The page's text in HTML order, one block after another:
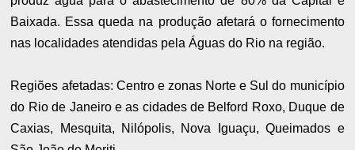
Baixada. Essa queda na produção afetará o fornecimento
nas localidades atendidas pela Águas do Rio na região.
Regiões afetadas: Centro e zonas Norte e Sul do município
do Rio de Janeiro e as cidades de Belford Roxo, Duque de
Caxias, Mesquita, Nilópolis, Nova Iguaçu, Queimados e